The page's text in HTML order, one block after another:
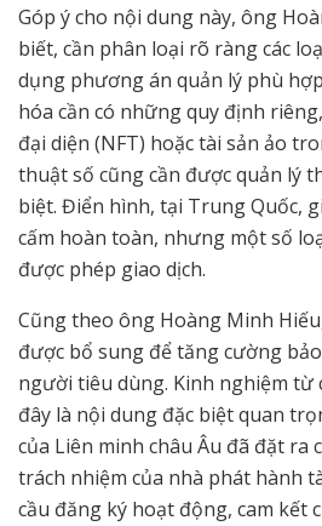
Góp ý cho nội dung này, ông
biết, cần phân loại rõ ràng các
dụng phương án quản lý phù
hóa cần có những quy định
đại diện (NFT) hoặc tài sản ảo
thuật số cũng cần được quản lý
biệt. Điển hình, tại Trung Quốc,
cấm hoàn toàn, nhưng một số
được phép giao dịch.
Cũng theo ông Hoàng Minh
được bổ sung để tăng cường
người tiêu dùng. Kinh nghiệm từ
đây là nội dung đặc biệt quan
của Liên minh châu Âu đã đặt ra
trách nhiệm của nhà phát hành
cầu đăng ký hoạt động, cam kết